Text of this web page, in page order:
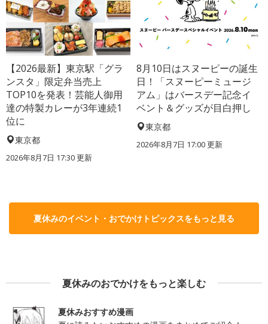
【2026最新】東京駅「グラ
ンスタ」限定弁当売上
TOP10を発表！芸能人御用
達の特製カレーが3年連続1
位に
東京都
2026年8月7日 17:30更新
8月10日はスヌーピーの誕生
日！「スヌーピーミュージ
アム」はバースデー記念イ
ベント＆グッズが目白押し
東京都
2026年8月7日 17:00更新
夏休みのイベント・おでかけトピックスをもっと見る
夏休みのおでかけをもっと楽しむ
夏休みおすすめ漫画